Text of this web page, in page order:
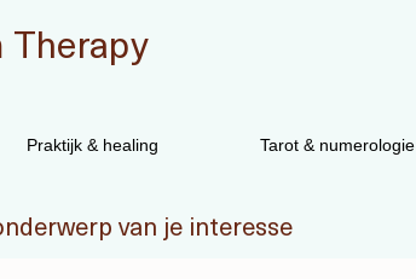
Therapy
Praktijk & healing Tarot & numerologie
van je interesse